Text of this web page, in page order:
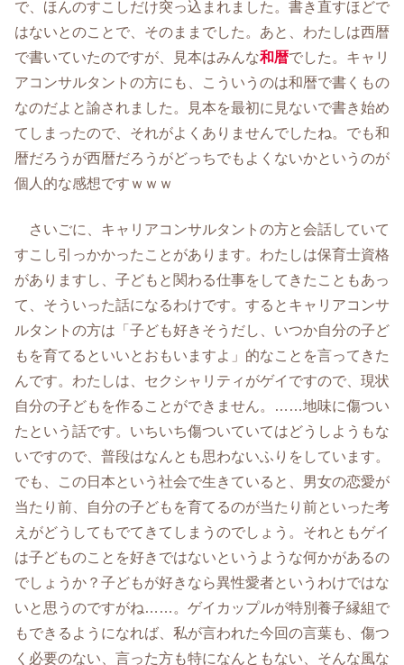
で、ほんのすこしだけ突っ込まれました。書き直すほどで
はないとのことで、そのままでした。あと、わたしは西暦
で書いていたのですが、見本はみんな和暦でした。キャリ
アコンサルタントの方にも、こういうのは和暦で書くもの
なのだよと諭されました。見本を最初に見ないで書き始め
てしまったので、それがよくありませんでしたね。でも和
暦だろうが西暦だろうがどっちでもよくないかというのが
個人的な感想ですｗｗｗ
さいごに、キャリアコンサルタントの方と会話していて
すこし引っかかったことがあります。わたしは保育士資格
がありますし、子どもと関わる仕事をしてきたこともあっ
て、そういった話になるわけです。するとキャリアコンサ
ルタントの方は「子ども好きそうだし、いつか自分の子ど
もを育てるといいとおもいますよ」的なことを言ってきた
んです。わたしは、セクシャリティがゲイですので、現状
自分の子どもを作ることができません。……地味に傷つい
たという話です。いちいち傷ついていてはどうしようもな
いですので、普段はなんとも思わないふりをしています。
でも、この日本という社会で生きていると、男女の恋愛が
当たり前、自分の子どもを育てるのが当たり前といった考
えがどうしてもでてきてしまうのでしょう。それともゲイ
は子どものことを好きではないというような何かがあるの
でしょうか？子どもが好きなら異性愛者というわけではな
いと思うのですがね……。ゲイカップルが特別養子縁組で
もできるようになれば、私が言われた今回の言葉も、傷つ
く必要のない、言った方も特になんともない、そんな風な